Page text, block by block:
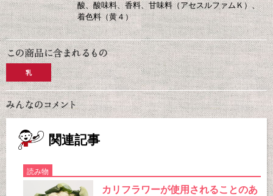
酸、酸味料、香料、甘味料（アセスルファムＫ）、
着色料（黄４）
乳
関連記事
読み物
カリフラワーが使用されることのあ